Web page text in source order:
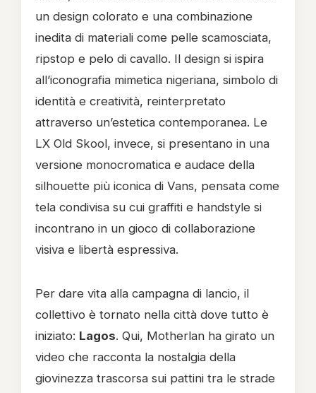
un design colorato e una combinazione
inedita di materiali come pelle scamosciata,
ripstop e pelo di cavallo. Il design si ispira
all’iconografia mimetica nigeriana, simbolo di
identità e creatività, reinterpretato
attraverso un’estetica contemporanea. Le
LX Old Skool, invece, si presentano in una
versione monocromatica e audace della
silhouette più iconica di Vans, pensata come
tela condivisa su cui graffiti e handstyle si
incontrano in un gioco di collaborazione
visiva e libertà espressiva.
Per dare vita alla campagna di lancio, il
collettivo è tornato nella città dove tutto è
iniziato: Lagos. Qui, Motherlan ha girato un
video che racconta la nostalgia della
giovinezza trascorsa sui pattini tra le strade